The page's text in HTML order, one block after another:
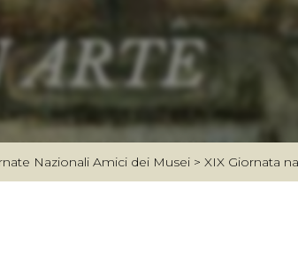
GIORNATA NAZIONALE AMICI DEI
I PERCORSI
Nazionali Amici dei Musei> XIX Giornata